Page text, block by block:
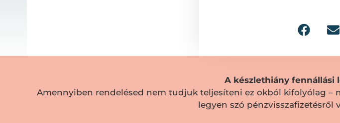
A készlethiány
Amennyiben rendelésed nem tudjuk teljesíteni ez okból kifolyólag –
legyen szó pénzvisszafizetésről